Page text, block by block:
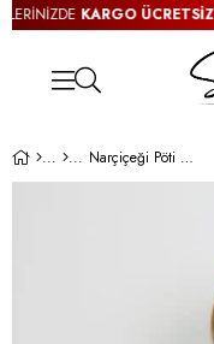
KARGO ÜCRETSİZ!
Narçiçeği Pöti Kare Elbise